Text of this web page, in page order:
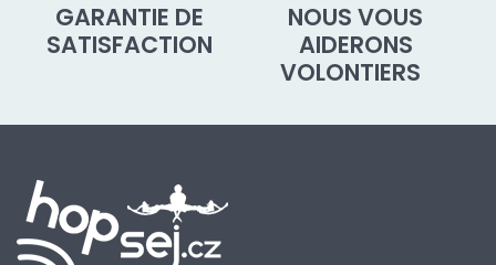
GARANTIE DE
SATISFACTION
NOUS VOUS
AIDERONS
VOLONTIERS